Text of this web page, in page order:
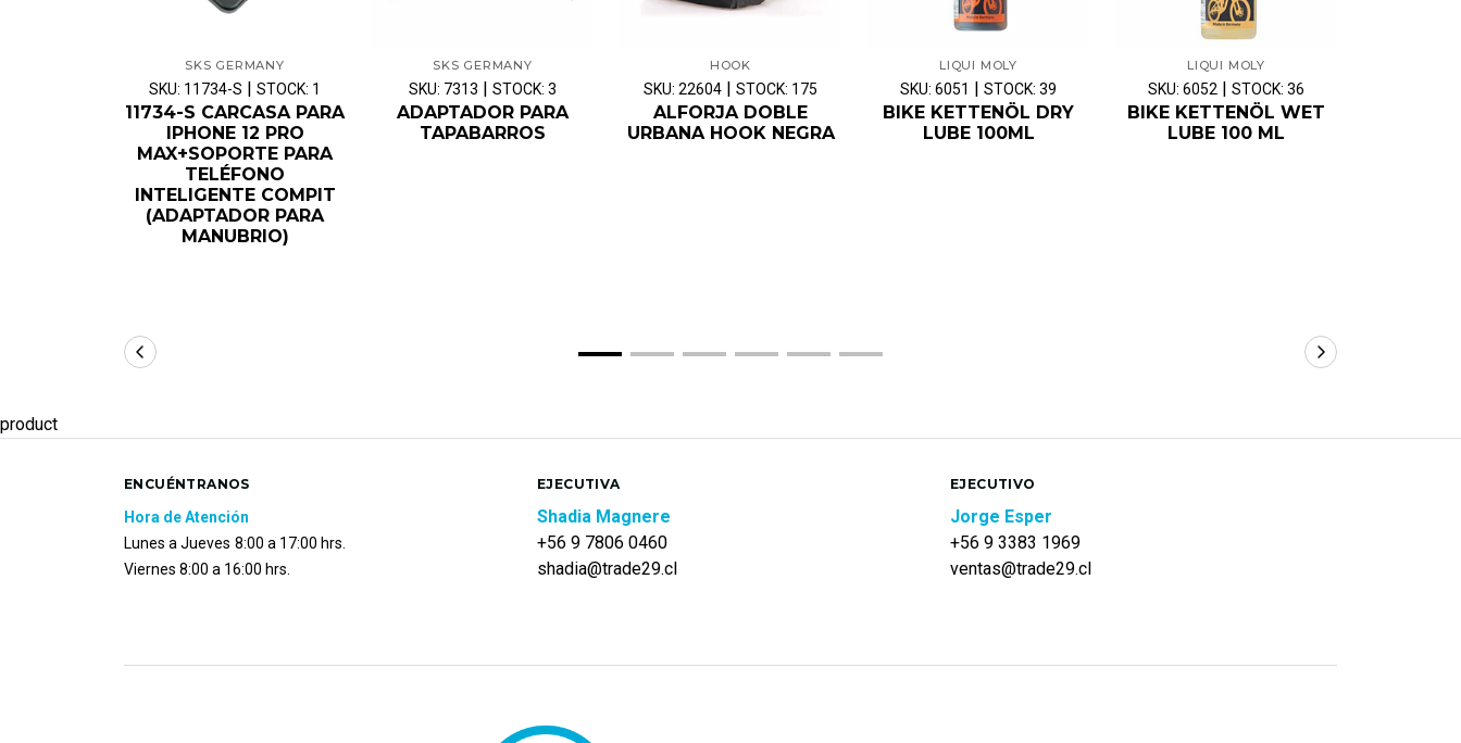
SKS GERMANY
SKU: 11734-S | STOCK: 1
11734-S CARCASA PARA
IPHONE 12 PRO
MAX+SOPORTE PARA
TELÉFONO
INTELIGENTE COMPIT
(ADAPTADOR PARA
MANUBRIO)
SKS GERMANY
SKU: 7313 | STOCK: 3
ADAPTADOR PARA
TAPABARROS
HOOK
SKU: 22604 | STOCK: 175
ALFORJA DOBLE
URBANA HOOK NEGRA
LIQUI MOLY
SKU: 6051 | STOCK: 39
BIKE KETTENÖL DRY
LUBE 100ML
LIQUI MOLY
SKU: 6052 | STOCK: 36
BIKE KETTENÖL WET
LUBE 100 ML
product
ENCUÉNTRANOS
Hora de Atención
Lunes a Jueves 8:00 a 17:00 hrs.
Viernes 8:00 a 16:00 hrs.
EJECUTIVA
Shadia Magnere
+56 9 7806 0460
shadia@trade29.cl
EJECUTIVO
Jorge Esper
+56 9 3383 1969
ventas@trade29.cl